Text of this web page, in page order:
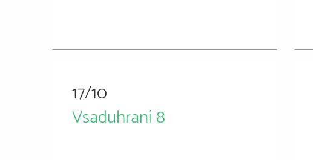
17/10
Vsaduhraní 8